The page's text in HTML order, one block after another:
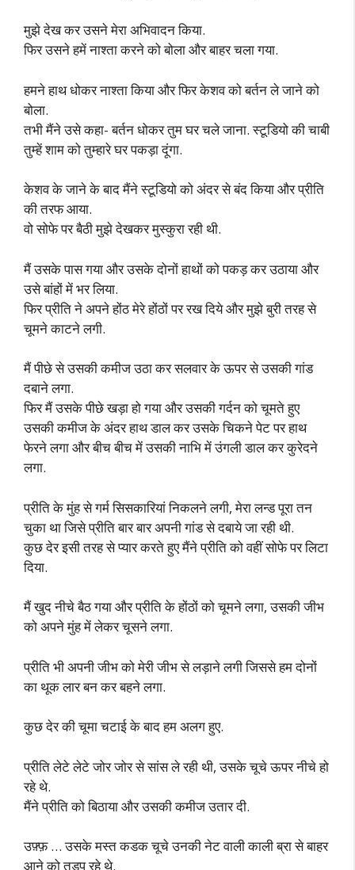
मुझे देख कर उसने मेरा अभिवादन किया.
फिर उसने हमें नाश्ता करने को बोला और बाहर चला गया.
हमने हाथ धोकर नाश्ता किया और फिर केशव को बर्तन ले जाने को
बोला.
तभी मैंने उसे कहा- बर्तन धोकर तुम घर चले जाना. स्टूडियो की चाबी
तुम्हें शाम को तुम्हारे घर पकड़ा दूंगा.
केशव के जाने के बाद मैंने स्टूडियो को अंदर से बंद किया और प्रीति
की तरफ आया.
वो सोफे पर बैठी मुझे देखकर मुस्कुरा रही थी.
मैं उसके पास गया और उसके दोनों हाथों को पकड़ कर उठाया और
उसे बांहों में भर लिया.
फिर प्रीति ने अपने होंठ मेरे होंठों पर रख दिये और मुझे बुरी तरह से
चूमने काटने लगी.
मैं पीछे से उसकी कमीज उठा कर सलवार के ऊपर से उसकी गांड
दबाने लगा.
फिर मैं उसके पीछे खड़ा हो गया और उसकी गर्दन को चूमते हुए
उसकी कमीज के अंदर हाथ डाल कर उसके चिकने पेट पर हाथ
फेरने लगा और बीच बीच में उसकी नाभि में उंगली डाल कर कुरेदने
लगा.
प्रीति के मुंह से गर्म सिसकारियां निकलने लगी, मेरा लन्ड पूरा तन
चुका था जिसे प्रीति बार बार अपनी गांड से दबाये जा रही थी.
कुछ देर इसी तरह से प्यार करते हुए मैंने प्रीति को वहीं सोफे पर लिटा
दिया.
मैं खुद नीचे बैठ गया और प्रीति के होंठों को चूमने लगा, उसकी जीभ
को अपने मुंह में लेकर चूसने लगा.
प्रीति भी अपनी जीभ को मेरी जीभ से लड़ाने लगी जिससे हम दोनों
का थूक लार बन कर बहने लगा.
कुछ देर की चूमा चटाई के बाद हम अलग हुए.
प्रीति लेटे लेटे जोर जोर से सांस ले रही थी, उसके चूचे ऊपर नीचे हो
रहे थे.
मैंने प्रीति को बिठाया और उसकी कमीज उतार दी.
उफ़्फ़ … उसके मस्त कडक चूचे उनकी नेट वाली काली ब्रा से बाहर
आने को तड़प रहे थे.